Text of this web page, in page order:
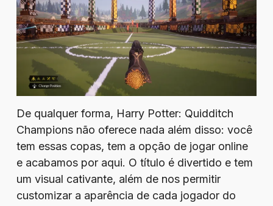
De qualquer forma, Harry Potter: Quidditch
Champions não oferece nada além disso: você
tem essas copas, tem a opção de jogar online
e acabamos por aqui. O título é divertido e tem
um visual cativante, além de nos permitir
customizar a aparência de cada jogador do